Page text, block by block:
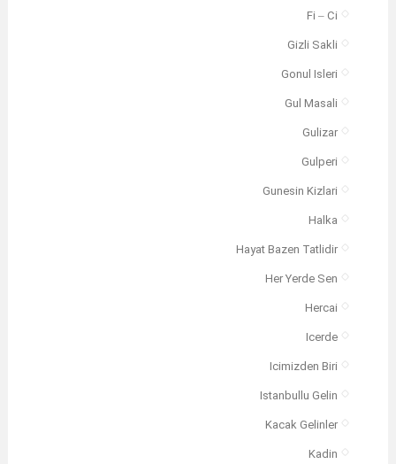
Fi – Ci
Gizli Sakli
Gonul Isleri
Gul Masali
Gulizar
Gulperi
Gunesin Kizlari
Halka
Hayat Bazen Tatlidir
Her Yerde Sen
Hercai
Icerde
Icimizden Biri
Istanbullu Gelin
Kacak Gelinler
Kadin